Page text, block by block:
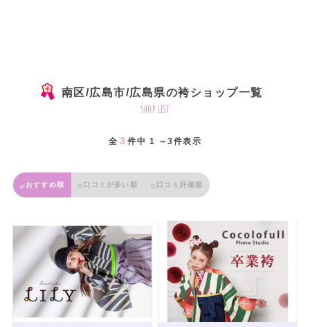
南区/広島市/広島県の袴ショップ一覧
shop list
全 3 件中 1 ～3件表示
おすすめ順 口コミが多い順 口コミ評価順